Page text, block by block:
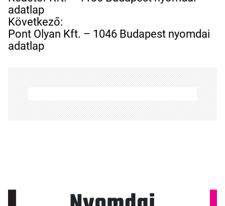
j
e
g
y
z
é
s
n
a
v
ó
adatlap
Következő:
Pont Olyan Kft. – 1046 Budapest nyomdai
adatlap